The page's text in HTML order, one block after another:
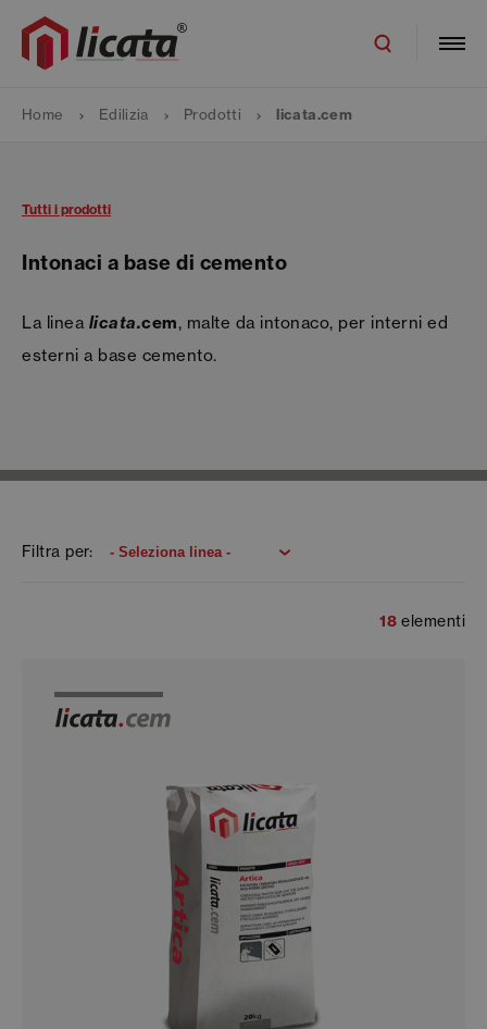
Home Edilizia Prodotti licata.cem
Tutti i prodotti
Intonaci a base di cemento
La linea licata.cem, malte da intonaco, per interni ed
esterni a base cemento.
Filtra per:
18 elementi